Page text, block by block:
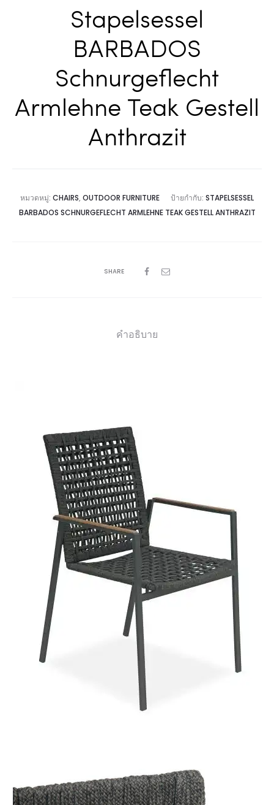
Stapelsessel
BARBADOS
Schnurgeflecht
Armlehne Teak Gestell
Anthrazit
หมวดหมู่: CHAIRS, OUTDOOR FURNITURE ป้ายกำกับ: STAPELSESSEL
BARBADOS SCHNURGEFLECHT ARMLEHNE TEAK GESTELL ANTHRAZIT
SHARE
คำอธิบาย